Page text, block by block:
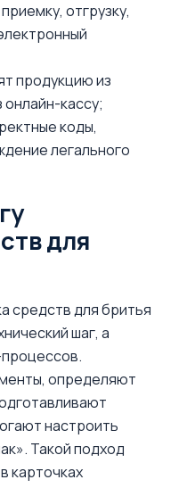
отгрузку,
продукцию из
кассу;
коды,
легального
для
средств для бритья
шаг, а
определяют
настроить
Такой подход
карточках